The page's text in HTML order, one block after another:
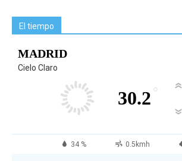
El tiempo
MADRID
Cielo Claro
30.2 °
34 % 0.5kmh